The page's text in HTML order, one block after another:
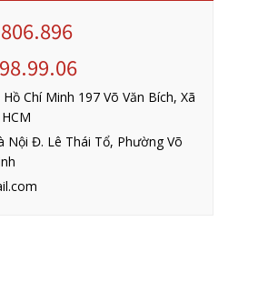
Chí Minh 197 Võ Văn Bích, Xã
Nội Đ. Lê Thái Tổ, Phường Võ